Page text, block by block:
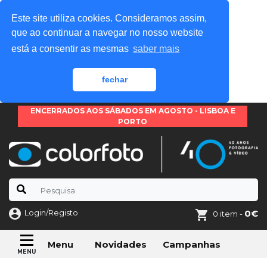
Este site utiliza cookies. Consideramos assim,
que ao continuar a navegar no nosso website
está a consentir as mesmas saber mais
fechar
ENCERRADOS AOS SÁBADOS EM AGOSTO - LISBOA E
PORTO
Login/Registo 0 item - 0€
Menu Novidades Campanhas